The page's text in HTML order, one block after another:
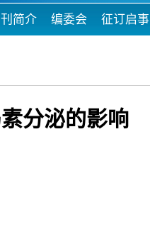
简介 编委会 征订启事
分泌的影响